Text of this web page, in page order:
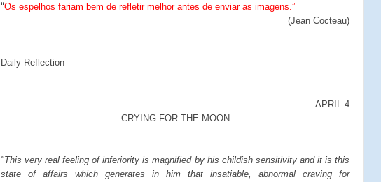
“Os espelhos fariam bem de refletir melhor antes de enviar as imagens.”
(Jean Cocteau)
Daily Reflection
APRIL 4
CRYING FOR THE MOON
"This very real feeling of inferiority is magnified by his childish sensitivity and it is this
state of affairs which generates in him that insatiable, abnormal craving for